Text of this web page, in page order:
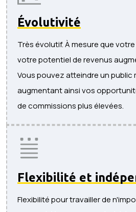
Évolutivité
Très évolutif. À mesure que
votre potentiel de revenus
Vous pouvez atteindre un public
augmentant ainsi vos
de commissions plus élevées.
Flexibilité et
Flexibilité pour travailler de